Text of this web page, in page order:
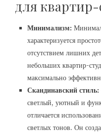
для
Минимализм:
характеризуется
отсутствием лишних
небольших квартир-
максимально
Скандинавский стиль:
светлый, уютный и
отличается
светлых тонов. Он